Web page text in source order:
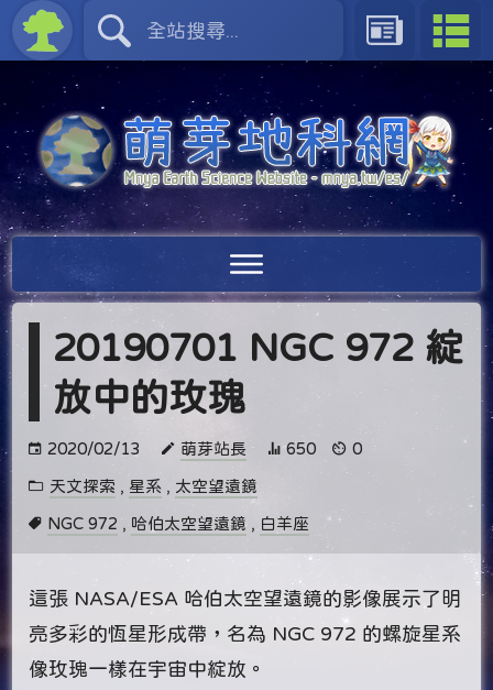
20190701 NGC 972 綻
放中的玫瑰
2020/02/13 萌芽站長 650 0
天文探索 , 星系 , 太空望遠鏡
NGC 972 , 哈伯太空望遠鏡 , 白羊座
這張 NASA/ESA 哈伯太空望遠鏡的影像展示了明
亮多彩的恆星形成帶，名為 NGC 972 的螺旋星系
像玫瑰一樣在宇宙中綻放。